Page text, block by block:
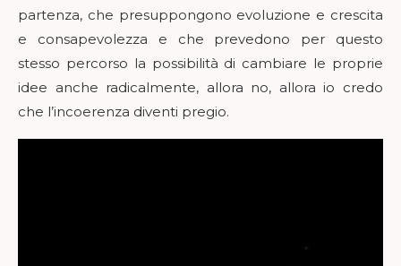
partenza, che presuppongono evoluzione e crescita
e consapevolezza e che prevedono per questo
stesso percorso la possibilità di cambiare le proprie
idee anche radicalmente, allora no, allora io credo
che l’incoerenza diventi pregio.